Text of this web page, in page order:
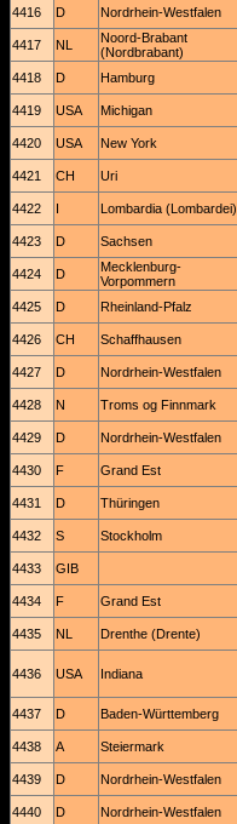
4416 D Nordrhein-Westfalen
4417 NL
Noord-Brabant
(Nordbrabant)
4418 D Hamburg
4419 USA Michigan
4420 USA New York
4421 CH Uri
4422 I Lombardia (Lombardei)
4423 D Sachsen
4424 D
Mecklenburg-
Vorpommern
4425 D Rheinland-Pfalz
4426 CH Schaffhausen
4427 D Nordrhein-Westfalen
4428 N Troms og Finnmark
4429 D Nordrhein-Westfalen
4430 F Grand Est
4431 D Thüringen
4432 S Stockholm
4433 GIB
4434 F Grand Est
4435 NL Drenthe (Drente)
4436 USA Indiana
4437 D Baden-Württemberg
4438 A Steiermark
4439 D Nordrhein-Westfalen
4440 D Nordrhein-Westfalen